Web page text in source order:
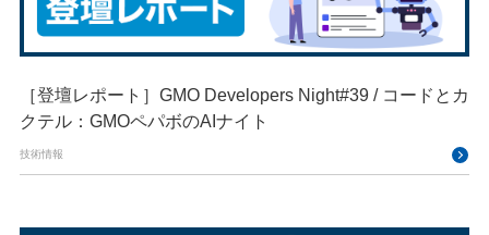
［登壇レポート］GMO Developers Night#39 / コードとカ
クテル：GMOペパボのAIナイト​​
技術情報